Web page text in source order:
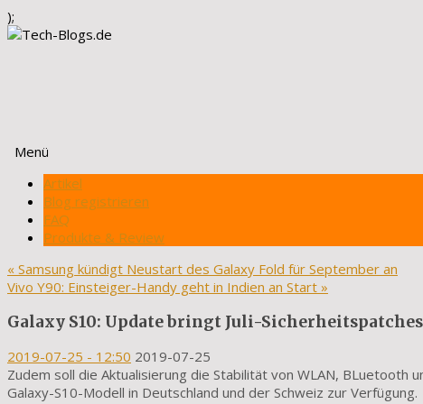
);
Menü
Zum
Inhalt
springen
Artikel
Blog registrieren
FAQ
Produkte & Review
« Samsung kündigt Neustart des Galaxy Fold für September an
Vivo Y90: Einsteiger-Handy geht in Indien an Start »
Galaxy S10: Update bringt Juli-
2019-07-25 - 12:50 2019-07-25
Zudem soll die Aktualisierung die Stabilität von WLAN,
Galaxy-S10-Modell in Deutschland und der Schweiz zur Verfügung.